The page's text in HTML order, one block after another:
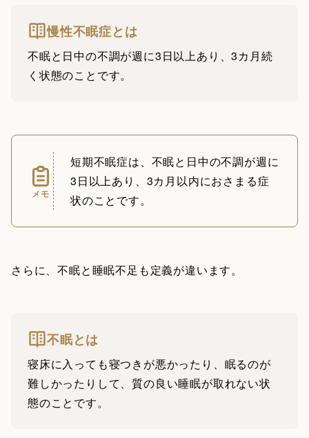
慢性不眠症とは
不眠と日中の不調が週に3日以上あり、3カ月続
く状態のことです。
メモ
短期不眠症は、不眠と日中の不調が週に
3日以上あり、3カ月以内におさまる症
状のことです。
さらに、不眠と睡眠不足も定義が違います。
不眠とは
寝床に入っても寝つきが悪かったり、眠るのが
難しかったりして、質の良い睡眠が取れない状
態のことです。